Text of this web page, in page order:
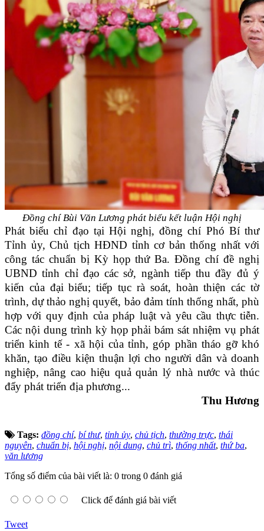
Đồng chí Bùi Văn Lương phát biểu kết luận Hội nghị
Phát biểu chỉ đạo tại Hội nghị, đồng chí Phó Bí thư
Tỉnh ủy, Chủ tịch HĐND tỉnh cơ bản thống nhất với
công tác chuẩn bị Kỳ họp thứ Ba. Đồng chí đề nghị
UBND tỉnh chỉ đạo các sở, ngành tiếp thu đầy đủ ý
kiến của đại biểu; tiếp tục rà soát, hoàn thiện các tờ
trình, dự thảo nghị quyết, bảo đảm tính thống nhất, phù
hợp với quy định của pháp luật và yêu cầu thực tiễn.
Các nội dung trình kỳ họp phải bám sát nhiệm vụ phát
triển kinh tế - xã hội của tỉnh, góp phần tháo gỡ khó
khăn, tạo điều kiện thuận lợi cho người dân và doanh
nghiệp, nâng cao hiệu quả quản lý nhà nước và thúc
đẩy phát triển địa phương...
Thu Hương
Tags: đồng chí, bí thư, tỉnh ủy, chủ tịch, thường trực, thái
nguyên, chuẩn bị, hội nghị, nội dung, chủ trì, thống nhất, thứ ba,
văn lương
Tổng số điểm của bài viết là: 0 trong 0 đánh giá
Click để đánh giá bài viết
Tweet